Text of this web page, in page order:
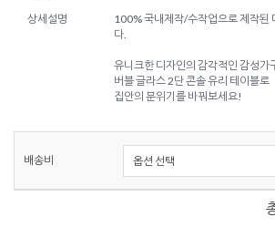
상세설명
100% 국내제작/수작업으로 제작된
다.
유니크한 디자인의 감각적인 감성가
버블 글라스 2단 콘솔 유리 테이블로
집안의 분위기를 바꿔보세요!
배송비